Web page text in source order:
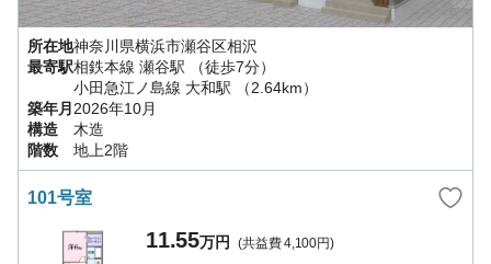
所在地神奈川県横浜市瀬谷区相沢
最寄駅相鉄本線 瀬谷駅
（徒歩7分）
小田急江ノ島線 大和駅
（2.64km）
築年月 2026年10月
構造
木造
階数
地上2階
101号室
11.55万円 (共益費4,100円)